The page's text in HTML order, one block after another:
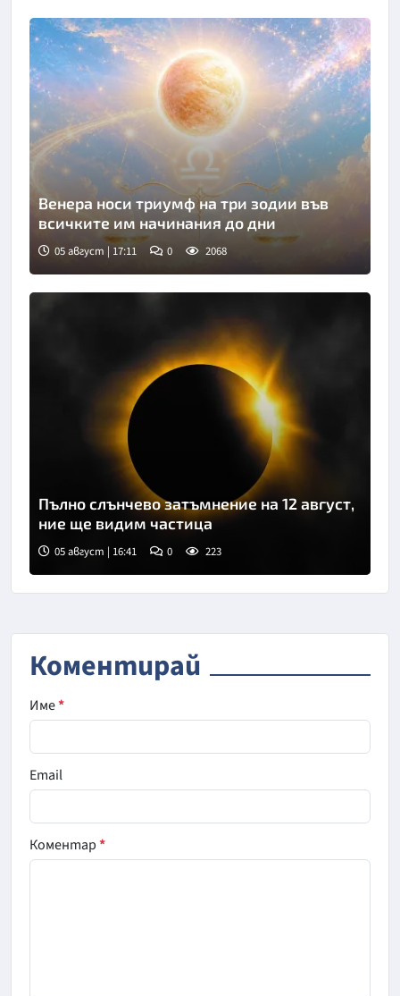
Венера носи триумф на три зодии във
всичките им начинания до дни
05 август | 17:11 0 2068
Снимка: goggle
Пълно слънчево затъмнение на 12 август,
ние ще видим частица
05 август | 16:41 0 223
Коментирай
Име*
Email
Коментар*